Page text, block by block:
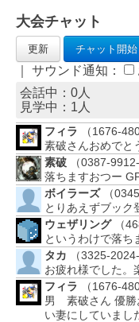
大会チャット
｜ サウンド通知：
会話中：0人
見学中： 1 人
フィラ
（1676-
素破さんおめでと
素破
（0387-
落ちますおつー
ボイラーズ
（
とりあえずブック
ウェザリング
（
というわけで落
タカ
（3325-
お疲れ様でした。
フィラ
（1676-
男 素破さん 優勝
い妻にしていまし